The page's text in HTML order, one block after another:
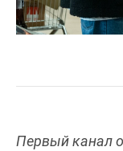
Первый канал